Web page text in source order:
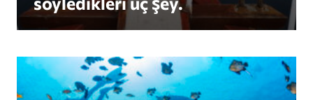
Önce Koruma, Sonra Kar: Deniz Koruması Neden